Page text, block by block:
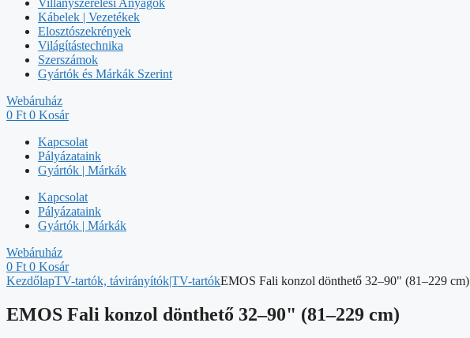
Villanyszerelési Anyagok
Kábelek | Vezetékek
Elosztószekrények
Világítástechnika
Szerszámok
Gyártók és Márkák Szerint
Webáruház
0 Ft 0 Kosár
Kapcsolat
Pályázataink
Gyártók | Márkák
Kapcsolat
Pályázataink
Gyártók | Márkák
Webáruház
0 Ft 0 Kosár
KezdőlapTV-tartók, távirányítók|TV-tartókEMOS Fali konzol dönthető 32–90" (81–229 cm)
EMOS Fali konzol dönthető 32–90" (81–229 cm)